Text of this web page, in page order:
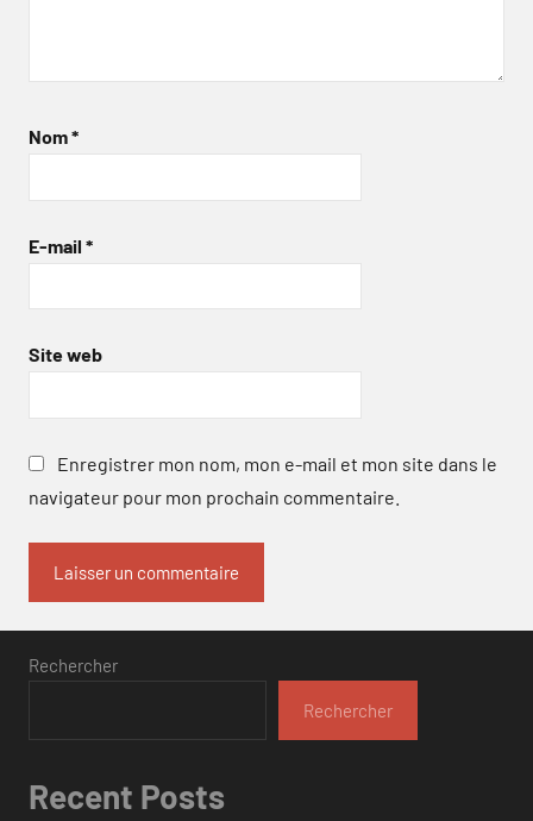
Nom*
E-mail *
Site web
Enregistrer mon nom, mon e-mail et mon site dans le
navigateur pour mon prochain commentaire.
Rechercher
Rechercher
Recent Posts